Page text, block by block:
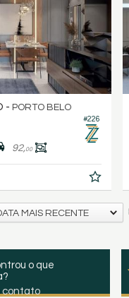
#226
- PORTO BELO
92,00
MAIS RECENTE
o que
contato